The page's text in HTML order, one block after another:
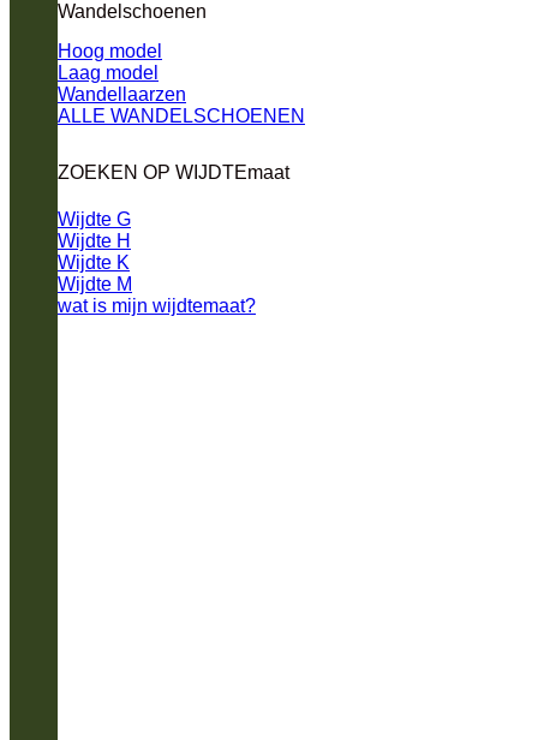
Wandelschoenen
Hoog model
Laag model
Wandellaarzen
ALLE WANDELSCHOENEN
ZOEKEN OP WIJDTEmaat
Wijdte G
Wijdte H
Wijdte K
Wijdte M
wat is mijn wijdtemaat?